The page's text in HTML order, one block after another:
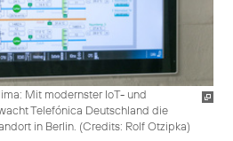
Mit modernster IoT- und
Telefónica Deutschland die
in Berlin. (Credits: Rolf Otzipka)